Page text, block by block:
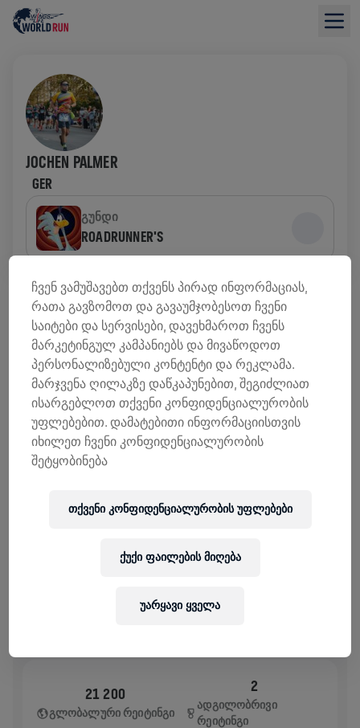
JOCHEN PALMER
GER
ᲒᲣᲜᲓᲘ
ROADRUNNER'S
ᲤᲝᲜᲓᲔᲑᲘᲡ ᲛᲝᲫᲘᲔᲑᲘᲡ ᲛᲘᲛᲝᲮᲘᲚᲕᲐ
0,00 US$ ᲨᲔᲒᲠᲝᲕᲓᲐ 0,00 US$ ᲛᲘᲖᲐᲜᲘ
ᲨᲔᲛᲝᲬᲘᲠᲣᲚᲔᲑᲔᲑᲘ ᲒᲐᲓᲐᲠᲘᲪᲮᲔ ᲗᲐᲜᲮᲐ
შემოწირულების 100% ხმარდება ზურგის ტვინის
კვლევებს.
ᲘᲡᲢᲝᲠᲘᲐ
WINGS FOR LIFE WORLD RUN 2026
GEMMRIGHEIM
11:00 AM UTC
21 200
ᲒᲚᲝᲑᲐᲚᲣᲠᲘ ᲠᲔᲘᲢᲘᲜᲒᲘ
2
ᲐᲓᲒᲘᲚᲝᲑᲠᲘᲕᲘ
ᲠᲔᲘᲢᲘᲜᲒᲘ
ჩვენ ვამუშავებთ თქვენს პირად ინფორმაციას,
რათა გავზომოთ და გავაუმჯობესოთ ჩვენი
საიტები და სერვისები, დავეხმაროთ ჩვენს
მარკეტინგულ კამპანიებს და მივაწოდოთ
პერსონალიზებული კონტენტი და რეკლამა.
მარჯვენა ღილაკზე დაწკაპუნებით, შეგიძლიათ
ისარგებლოთ თქვენი კონფიდენციალურობის
უფლებებით. დამატებითი ინფორმაციისთვის
იხილეთ ჩვენი კონფიდენციალურობის
შეტყობინება
თქვენი კონფიდენციალურობის უფლებები
უარყავი ყველა
ქუქი ფაილების მიღება